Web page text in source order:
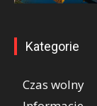
Kategorie
Czas wolny